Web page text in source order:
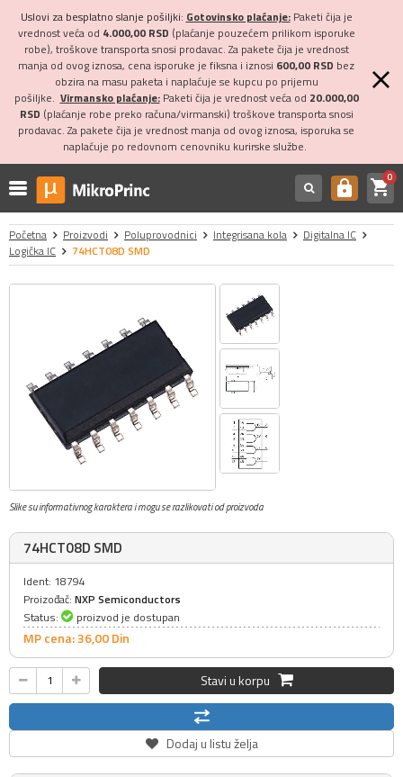
Uslovi za besplatno slanje pošiljki: Gotovinsko plaćanje:Paketi čija je
vrednost veća od 4.000,00 RSD (plaćanje pouzećem prilikom isporuke
robe), troškove transporta snosi prodavac. Za pakete čija je vrednost
manja od ovog iznosa, cena isporuke je fiksna i iznosi 600,00 RSD bez
obzira na masu paketa i naplaćuje se kupcu po prijemu
pošiljke. Virmansko plaćanje:Paketi čija je vrednost veća od 20.000,00
RSD (plaćanje robe preko računa/virmanski) troškove transporta snosi
prodavac. Za pakete čija je vrednost manja od ovog iznosa, isporuka se
naplaćuje po redovnom cenovniku kurirske službe.
https shopping_cart0
Početna Proizvodi Poluprovodnici Integrisana kola
Digitalna IC
Logička IC
74HCT08D SMD
Slike su informativnog karaktera i mogu se razlikovati od proizvoda
74HCT08D SMD
Ident: 18794
Proizođač: NXP Semiconductors
Status:
proizvod je dostupan
MP cena: 36,00Din
Stavi u korpu
Dodaj u listu želja